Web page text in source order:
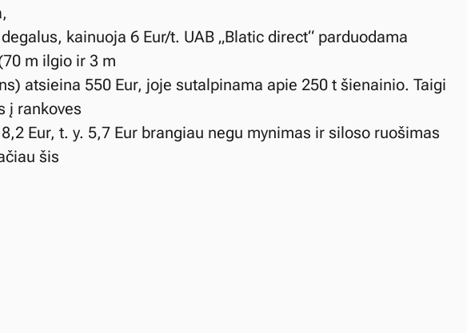
kainuoja 6 Eur/t. UAB „Blatic direct“ parduodama
m ilgio ir 3 m
atsieina 550 Eur, joje sutalpinama apie 250 t šienainio. Taigi
į rankoves
Eur, t. y. 5,7 Eur brangiau negu mynimas ir siloso ruošimas
šis